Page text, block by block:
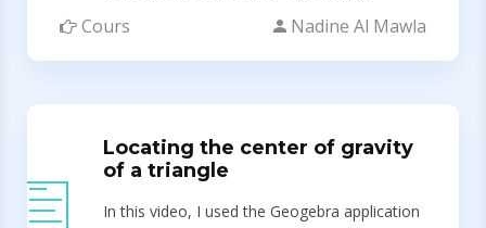
Cours Nadine Al Mawla
Locating the center of gravity
of a triangle
In this video, I used the Geogebra application